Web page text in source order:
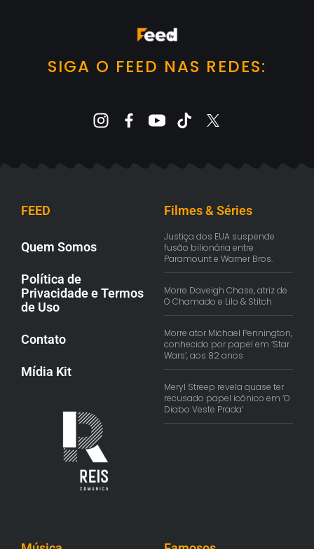
SIGA O FEED NAS REDES:
FEED
Quem Somos
Política de
Privacidade e Termos
de Uso
Contato
Mídia Kit
Filmes & Séries
Justiça dos EUA suspende
fusão bilionária entre
Paramount e Warner Bros.
Morre Daveigh Chase, atriz de
O Chamado e Lilo & Stitch
Morre ator Michael Pennington,
conhecido por papel em ‘Star
Wars’, aos 82 anos
Meryl Streep revela quase ter
recusado papel icônico em ‘O
Diabo Veste Prada’